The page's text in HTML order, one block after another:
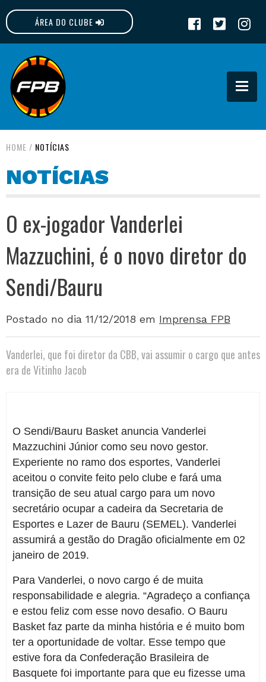
ÁREA DO CLUBE
FPB
HOME / NOTÍCIAS
NOTÍCIAS
O ex-jogador Vanderlei
Mazzuchini, é o novo diretor do
Sendi/Bauru
Postado no dia 11/12/2018 em Imprensa FPB
Vanderlei, que foi diretor da CBB, vai assumir o cargo que antes
era de Vitinho Jacob
O Sendi/Bauru Basket anuncia Vanderlei
Mazzuchini Júnior como seu novo gestor.
Experiente no ramo dos esportes, Vanderlei
aceitou o convite feito pelo clube e fará uma
transição de seu atual cargo para um novo
secretário ocupar a cadeira da Secretaria de
Esportes e Lazer de Bauru (SEMEL). Vanderlei
assumirá a gestão do Dragão oficialmente em 02
janeiro de 2019.
Para Vanderlei, o novo cargo é de muita
responsabilidade e alegria. “Agradeço a confiança
e estou feliz com esse novo desafio. O Bauru
Basket faz parte da minha história e é muito bom
ter a oportunidade de voltar. Esse tempo que
estive fora da Confederação Brasileira de
Basquete foi importante para que eu fizesse uma